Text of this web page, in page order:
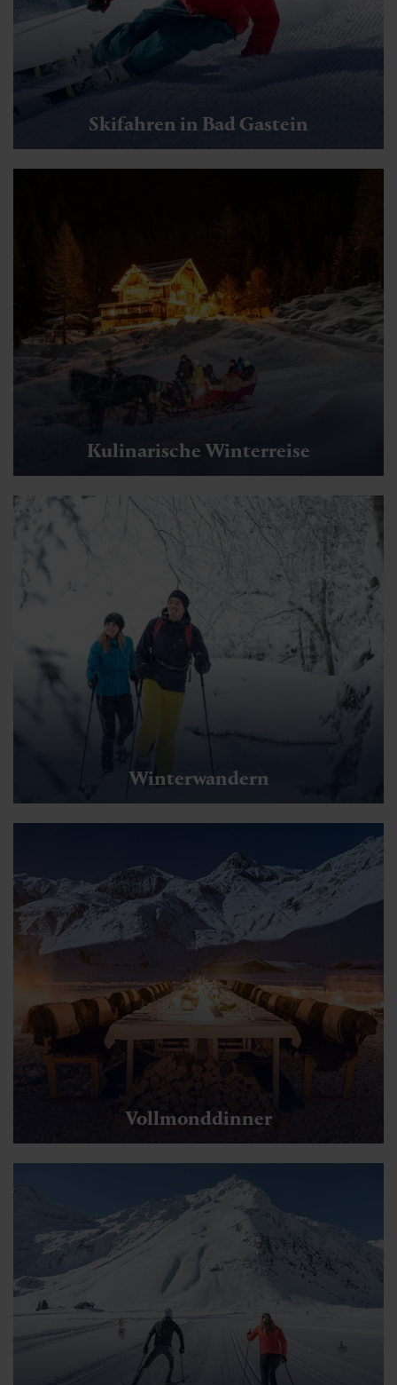
Skifahren in Bad Gastein
Kulinarische Winterreise
Winterwandern
Vollmonddinner